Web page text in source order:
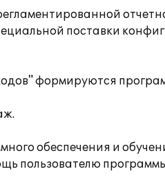
поставки
формируются
обеспечения и
пользователю